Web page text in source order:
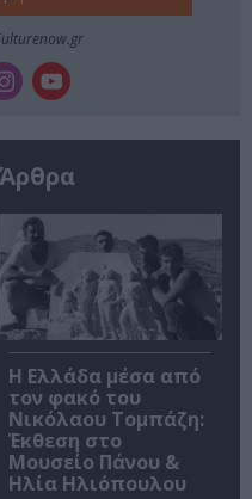
Η Ελλάδα μέσα από
τον φακό του
Νικόλαου Τομπάζη:
Έκθεση στο
Μουσείο Πάνου &
Ηλία Ηλιόπουλου